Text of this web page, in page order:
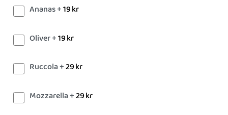
Ananas +19kr
Oliver +19kr
Ruccola +29kr
Mozzarella +29kr